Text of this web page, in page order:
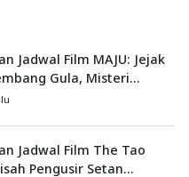
Jadwal Film MAJU: Jejak
Gula, Misteri
di Lokasi Jambore
Jadwal Film The Tao
Pengusir Setan